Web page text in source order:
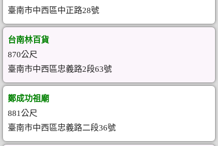
臺南市中西區中正路28號
台南林百貨
870公尺
臺南市中西區忠義路2段63號
鄭成功祖廟
881公尺
臺南市中西區忠義路二段36號